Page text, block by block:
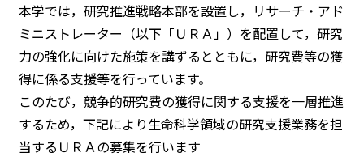
本学では，研究推進戦略本部を設置し，リサーチ・アド
ミニストレーター（以下「ＵＲＡ」）を配置して，研究
力の強化に向けた施策を講ずるとともに，研究費等の獲
得に係る支援等を行っています。
このたび，競争的研究費の獲得に関する支援を一層推進
するため，下記により生命科学領域の研究支援業務を担
当するＵＲＡの募集を行います